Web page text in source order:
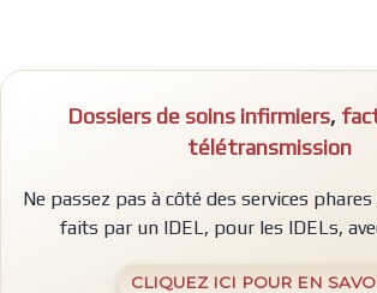
M
Dossiers de soins infirmiers,
télétransmission
Ne passez pas à côté des services phares
faits par un IDEL, pour les IDELs,
CLIQUEZ ICI POUR EN